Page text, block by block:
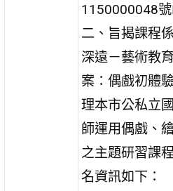
1150000048號
二、旨揭課程
深遠－藝術教
案：偶戲初體
理本市公私立
師運用偶戲、
之主題研習課
名資訊如下：